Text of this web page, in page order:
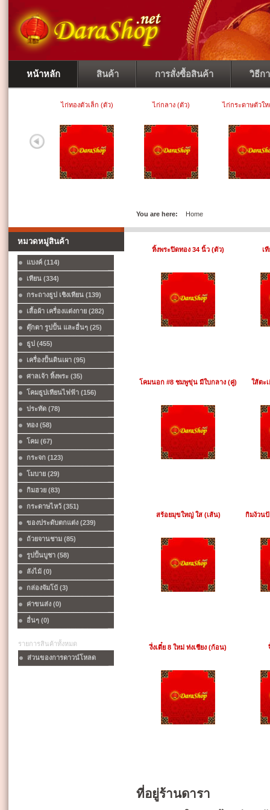
หน้าหลัก สินค้า การสั่งซื้อสินค้า วิธีก
ไก่ทองตัวเล็ก (ตัว) ไก่กลาง (ตัว) ไก่กระดาษตัวใ
You are here: Home
หิ้งพระปิดทอง 34 นิ้ว (ตัว) เ
โคมนอก #8 ชมพูขุ่น มีใบกลาง (คู่) ใส้ตะ
สร้อยมุขใหญ่ ใส (เส้น) กิมง้วน
งึ่งเตี๋ย 8 ใหม่ ท่งเชียง (ก้อน)
ที่อยู่ร้านดารา
หมวดหมู่สินค้า
แบงค์ (114)
เทียน (334)
กระถางธูป เชิงเทียน (139)
เสื้อผ้า เครื่องแต่งกาย (282)
ตุ๊กตา รูปปั้น และอื่นๆ (25)
ธูป (455)
เครื่องปั้นดินเผา (95)
ศาลเจ้า หิ้งพระ (35)
โคมธูปเทียนไฟฟ้า (156)
ประทัด (78)
ทอง (58)
โคม (67)
กระจก (123)
โมบาย (29)
กิมฮวย (83)
กระดาษไหว้ (351)
ของประดับตกแต่ง (239)
ถ้วยจานชาม (85)
รูปปั้นบูชา (58)
ลังไม้ (0)
กล่องจัมโบ้ (3)
ค่าขนส่ง (0)
อื่นๆ (0)
รายการสินค้าทั้งหมด
ส่วนของการดาวน์โหลด